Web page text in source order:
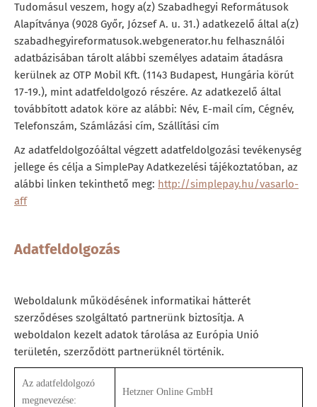
Tudomásul veszem, hogy a(z) Szabadhegyi Reformátusok
Alapítványa (9028 Győr, József A. u. 31.) adatkezelő által a(z)
szabadhegyireformatusok.webgenerator.hu felhasználói
adatbázisában tárolt alábbi személyes adataim átadásra
kerülnek az OTP Mobil Kft. (1143 Budapest, Hungária körút
17-19.), mint adatfeldolgozó részére. Az adatkezelő által
továbbított adatok köre az alábbi: Név, E-mail cím, Cégnév,
Telefonszám, Számlázási cím, Szállítási cím
Az adatfeldolgozóáltal végzett adatfeldolgozási tevékenység
jellege és célja a SimplePay Adatkezelési tájékoztatóban, az
alábbi linken tekinthető meg: http://simplepay.hu/vasarlo-
aff
Adatfeldolgozás
Weboldalunk működésének informatikai hátterét
szerződéses szolgáltató partnerünk biztosítja. A
weboldalon kezelt adatok tárolása az Európia Unió
területén, szerződött partnerüknél történik.
Az adatfeldolgozó
megnevezése:
Hetzner Online GmbH